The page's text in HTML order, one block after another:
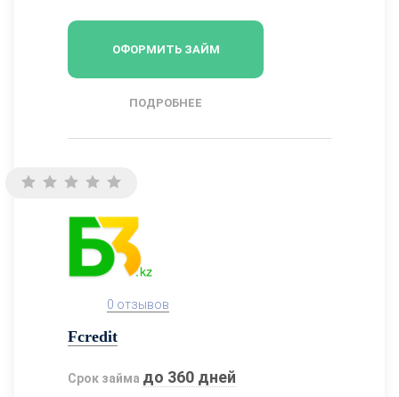
ОФОРМИТЬ ЗАЙМ
ПОДРОБНЕЕ
0 отзывов
Fcredit
Срок займа до 360 дней